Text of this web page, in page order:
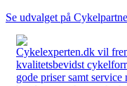
Se udvalget på
Cykelexperten.dk vil
kvalitetsbevidst
gode priser samt